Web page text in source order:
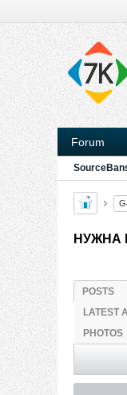
Forum
НУЖНА
POSTS
LATEST
PHOTOS